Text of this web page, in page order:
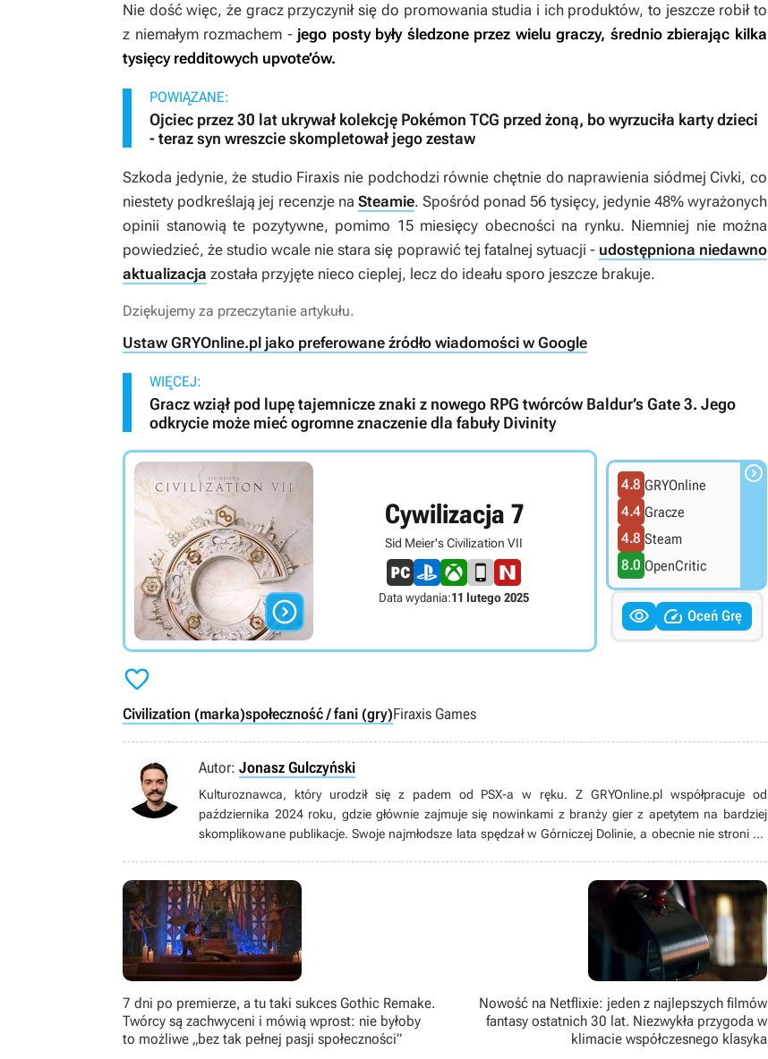
Nie dość więc, że gracz przyczynił się do promowania studia i ich produktów, to jeszcze robił to
z niemałym rozmachem - jego posty były śledzone przez wielu graczy, średnio zbierając kilka
tysięcy redditowych upvote’ów.
POWIĄZANE:
Ojciec przez 30 lat ukrywał kolekcję Pokémon TCG przed żoną, bo wyrzuciła karty dzieci
- teraz syn wreszcie skompletował jego zestaw
Szkoda jedynie, że studio Firaxis nie podchodzi równie chętnie do naprawienia siódmej Civki, co
niestety podkreślają jej recenzje na Steamie. Spośród ponad 56 tysięcy, jedynie 48% wyrażonych
opinii stanowią te pozytywne, pomimo 15 miesięcy obecności na rynku. Niemniej nie można
powiedzieć, że studio wcale nie stara się poprawić tej fatalnej sytuacji - udostępniona niedawno
aktualizacja została przyjęte nieco cieplej, lecz do ideału sporo jeszcze brakuje.
Dziękujemy za przeczytanie artykułu.
Ustaw GRYOnline.pl jako preferowane źródło wiadomości w Google
WIĘCEJ:
Gracz wziął pod lupę tajemnicze znaki z nowego RPG twórców Baldur’s Gate 3. Jego
odkrycie może mieć ogromne znaczenie dla fabuły Divinity

Cywilizacja 7
Sid Meier's Civilization VII
Data wydania:11 lutego 2025
4.8 GRYOnline
4.4 Gracze
4.8 Steam
8.0 OpenCritic

  Oceń Grę

Civilization (marka)społeczność / fani (gry)Firaxis Games
Autor: Jonasz Gulczyński
Kulturoznawca, który urodził się z padem od PSX-a w ręku. Z GRYOnline.pl współpracuje od
października 2024 roku, gdzie głównie zajmuje się nowinkami z branży gier z apetytem na bardziej
skomplikowane publikacje. Swoje najmłodsze lata spędzał w Górniczej Dolinie, a obecnie nie stroni od
liczbę godzin zarówno jako gracz, jak i mistrz gry w papierowym wydaniu.
7 dni po premierze, a tu taki sukces Gothic Remake.
Twórcy są zachwyceni i mówią wprost: nie byłoby
to możliwe „bez tak pełnej pasji społeczności”
Nowość na Netflixie: jeden z najlepszych filmów
fantasy ostatnich 30 lat. Niezwykła przygoda w
klimacie współczesnego klasyka